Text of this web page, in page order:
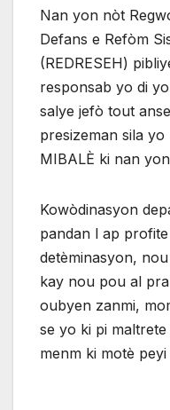
Nan yon nòt
Defans e Refòm
(REDRESEH)
responsab yo di
salye jefò tout
presizeman sila
MIBALÈ ki nan
Kowòdinasyon
pandan l ap
detèminasyon,
kay nou pou al
oubyen zanmi,
se yo ki pi
menm ki motè peyi